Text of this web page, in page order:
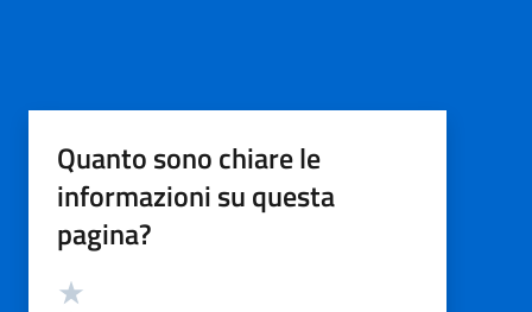
Quanto sono chiare le
informazioni su questa
pagina?
Valutazione